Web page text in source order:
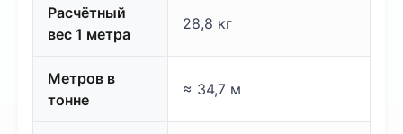
Расчётный
вес 1 метра
28,8 кг
Метров в
тонне
≈ 34,7 м